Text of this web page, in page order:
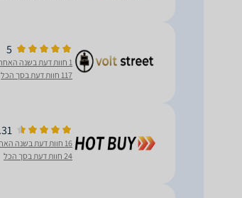
5
1 חוות דעת בשנה האחרונה
117 חוות דעת בסך הכל
16 חוות דעת בשנה האחרונה
24 חוות דעת בסך הכל